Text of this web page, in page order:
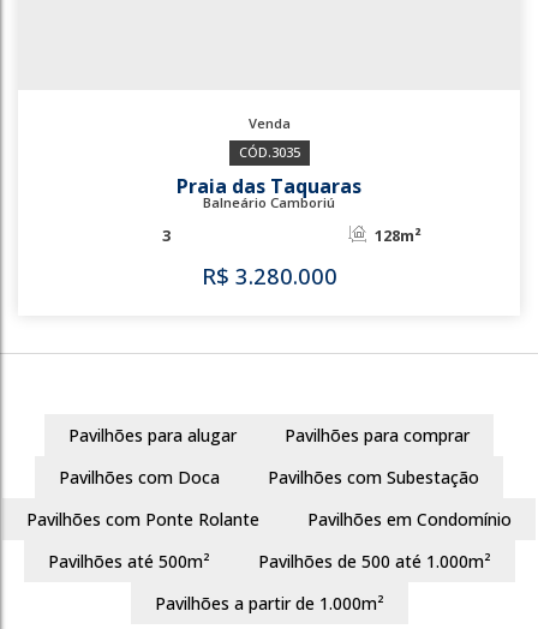
3035
R$3.280.000
Praia das Taquaras
Pavilhões para alugar
Pavilhões para comprar
Pavilhões com Doca
Pavilhões com Subestação
Pavilhões com Ponte Rolante
Pavilhões em Condomínio
Pavilhões até 500m²
Pavilhões de 500 até 1.000m²
Pavilhões a partir de 1.000m²